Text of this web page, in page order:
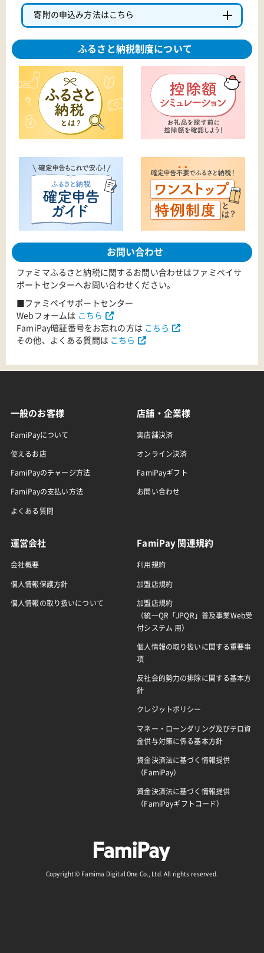
寄附の申込み方法はこちら
ふるさと納税制度について
お問い合わせ
ファミマふるさと納税に関するお問い合わせはファミペイサ
ポートセンターへお問い合わせください。
■ファミペイサポートセンター
Webフォームは こちら
FamiPay暗証番号をお忘れの方は こちら
その他、よくある質問は こちら
一般のお客様
FamiPayについて
使えるお店
FamiPayのチャージ方法
FamiPayの支払い方法
よくある質問
店舗・企業様
実店舗決済
オンライン決済
FamiPayギフト
お問い合わせ
運営会社
会社概要
個人情報保護方針
個人情報の取り扱いについて
FamiPay 関連規約
利用規約
加盟店規約
加盟店規約
（統一QR「JPQR」普及事業Web受
付システム 用）
個人情報の取り扱いに関する重要事
項
反社会的勢力の排除に関する基本方
針
クレジットポリシー
マネー・ローンダリング及びテロ資
金供与対策に係る基本方針
資金決済法に基づく情報提供
（FamiPay）
資金決済法に基づく情報提供
（FamiPayギフトコード）
Copyright © Famima Digital One Co., Ltd. All rights reserved.